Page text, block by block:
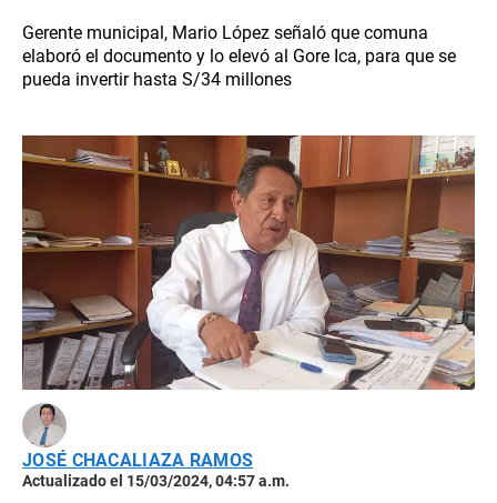
Gerente municipal, Mario López señaló que comuna
elaboró el documento y lo elevó al Gore Ica, para que se
pueda invertir hasta S/34 millones
JOSÉ CHACALIAZA RAMOS
Actualizado el 15/03/2024, 04:57 a.m.